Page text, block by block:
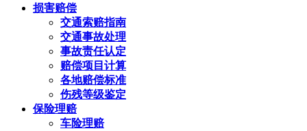
损害赔偿
交通索赔指南
交通事故处理
事故责任认定
赔偿项目计算
各地赔偿标准
伤残等级鉴定
保险理赔
车险理赔